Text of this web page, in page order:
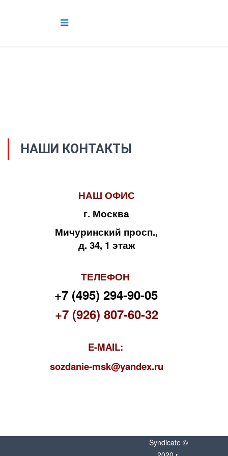
НАШИ КОНТАКТЫ
НАШ ОФИС
г. Москва
Мичуринский просп.,
д. 34, 1 этаж
ТЕЛЕФОН
+7 (495) 294-90-05
+7 (926) 807-60-32
E-MAIL:
sozdanie-msk@yandex.ru
Syndicate ©